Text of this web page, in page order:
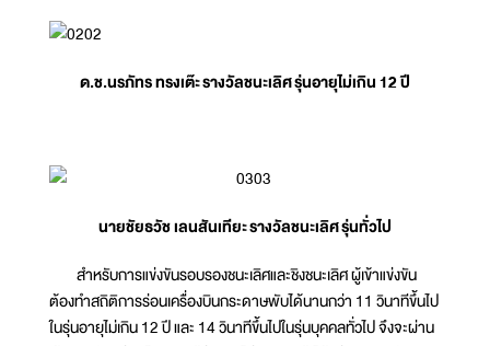
ด.ช.นรภัทร ทรงเต๊ะรางวัลชนะเลิศรุ่นอายุไม่เกิน 12 ปี
นายชัยธวัช เลนสันเทียะรางวัลชนะเลิศรุ่นทั่วไป
สำหรับการแข่งขันรอบรองชนะเลิศและชิงชนะเลิศ ผู้เข้าแข่งขัน
ต้องทำสถิติการร่อนเครื่องบินกระดาษพับได้นานกว่า 11 วินาทีขึ้นไป
ในรุ่นอายุไม่เกิน 12 ปี และ 14 วินาทีขึ้นไปในรุ่นบุคคลทั่วไป จึงจะผ่าน